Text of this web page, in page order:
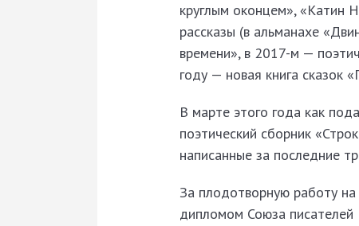
круглым оконцем», «Катин
рассказы (в альманахе
времени», в 2017-м —
году — новая книга сказок
В марте этого года как
поэтический сборник
написанные за последние
За плодотворную работу
дипломом Союза писателей